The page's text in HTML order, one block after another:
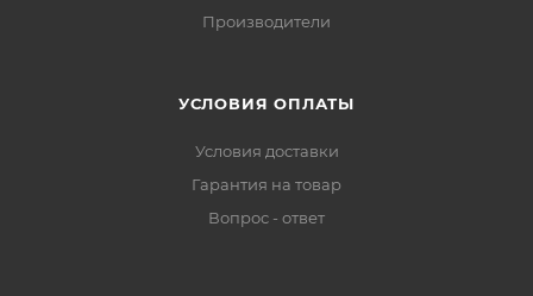
Производители
УСЛОВИЯ ОПЛАТЫ
Условия доставки
Гарантия на товар
Вопрос - ответ